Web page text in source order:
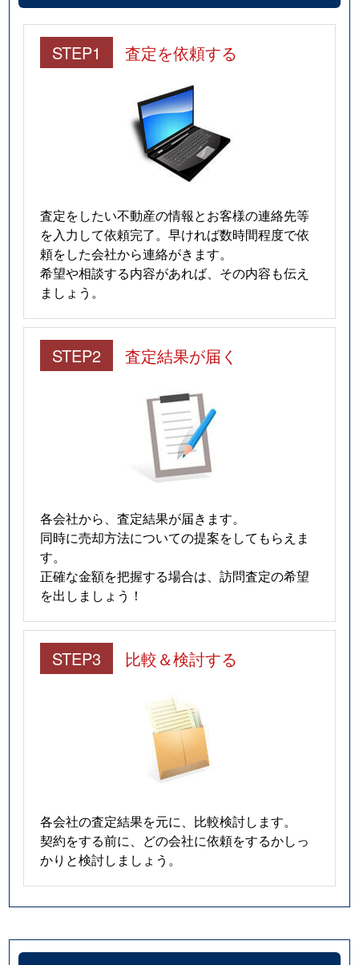
STEP1 査定を依頼する
査定をしたい不動産の情報とお客様の連絡先等
を入力して依頼完了。早ければ数時間程度で依
頼をした会社から連絡がきます。
希望や相談する内容があれば、その内容も伝え
ましょう。
STEP2 査定結果が届く
各会社から、査定結果が届きます。
同時に売却方法についての提案をしてもらえま
す。
正確な金額を把握する場合は、訪問査定の希望
を出しましょう！
STEP3 比較＆検討する
各会社の査定結果を元に、比較検討します。
契約をする前に、どの会社に依頼をするかしっ
かりと検討しましょう。